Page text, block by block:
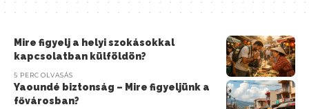
Mire figyelj a helyi szokásokkal
kapcsolatban külföldön?
5 PERC OLVASÁS
Yaoundé biztonság – Mire figyeljünk a
fővárosban?